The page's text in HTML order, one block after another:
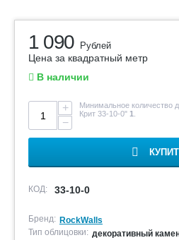
1 090 Рублей
Цена за квадратный метр
В наличии
+
−
Минимальное количество
Крит 33-10-0" 1
КОД: 33-10-0
Бренд: RockWalls
Тип облицовки: декоративный